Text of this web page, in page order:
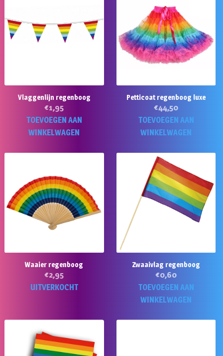
Vlaggenlijn regenboog
€1,95
TOEVOEGEN AAN
WINKELWAGEN
Petticoat regenboog luxe
€44,50
TOEVOEGEN AAN
WINKELWAGEN
Waaier regenboog
€2,95
UITVERKOCHT
Zwaaivlag regenboog
€0,60
TOEVOEGEN AAN
WINKELWAGEN